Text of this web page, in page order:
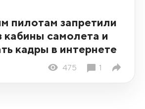
пилотам запретили
кабины самолета и
кадры в интернете
475 1